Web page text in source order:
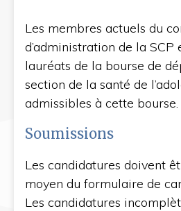
Les membres actuels du
d’administration de la SCP
lauréats de la bourse de
section de la santé de
admissibles à cette bourse.
Soumissions
Les candidatures doivent
moyen du formulaire de
Les candidatures